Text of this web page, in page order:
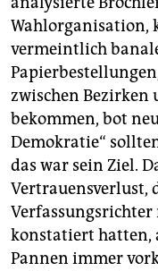
Wahlorganisation,
vermeintlich
zwischen Bezirken
bekommen, bot
Demokratie“
das war sein Ziel.
Vertrauensverlust,
Verfassungsrichter
konstatiert hatten,
Pannen immer